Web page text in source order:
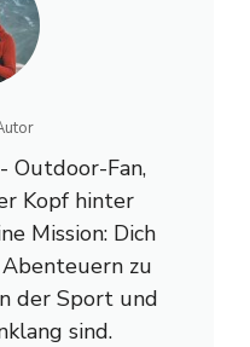
Outdoor-Fan,
Kopf hinter
Mission: Dich
zu
der Sport und
sind.